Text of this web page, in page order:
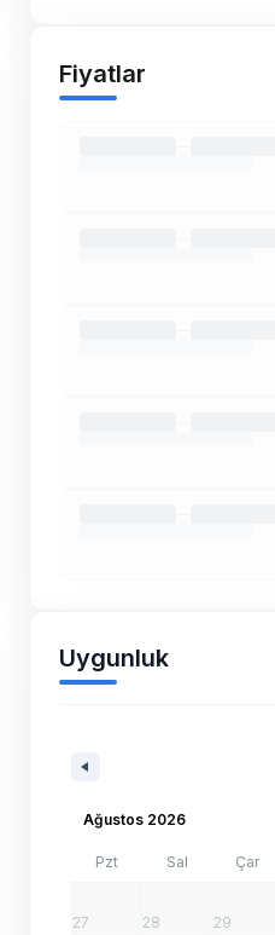
Fiyatlar
Uygunluk
Ağustos 2026
Pzt Sal Çar
27 28 29